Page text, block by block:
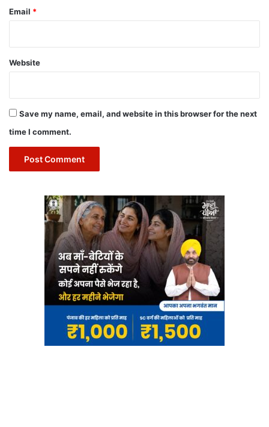
Email *
Website
Save my name, email, and website in this browser for the next
time I comment.